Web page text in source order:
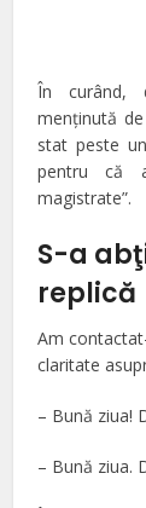
În curând,
menţinută
stat peste
pentru că
magistrate”.
S-a
replică
Am
claritate
– Bună ziua!
– Bună ziua.